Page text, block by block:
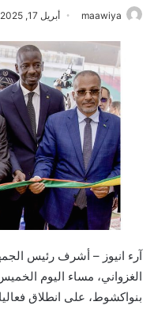
maawiya أبريل 17, 2025
آرء انيوز – أشرف رئيس
الغزواني، مساء اليوم
بنواكشوط، على انطلاق